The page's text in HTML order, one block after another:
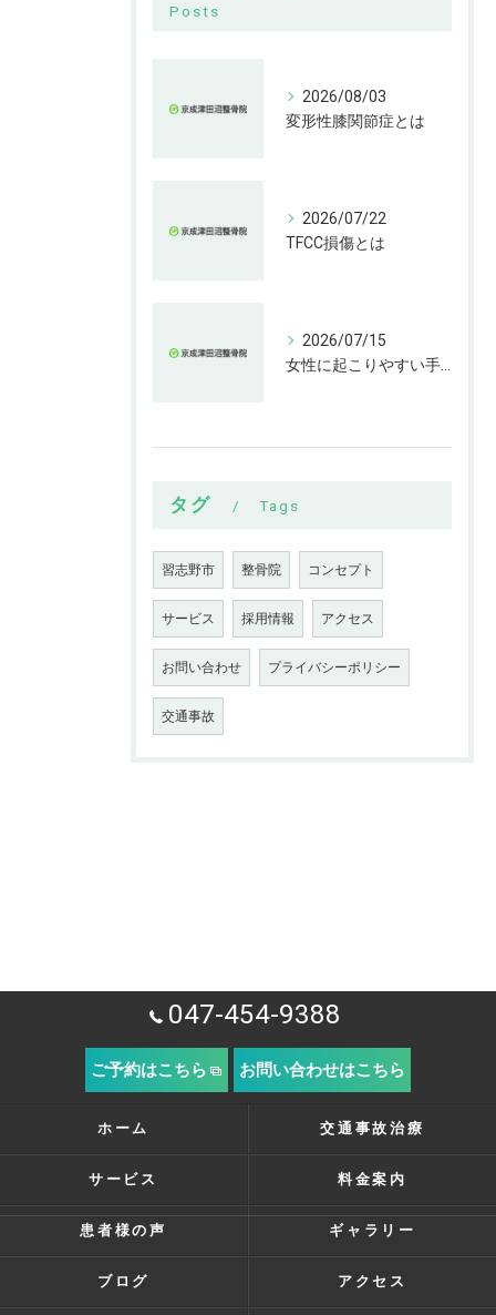
Posts
2026/08/03
変形性膝関節症とは
2026/07/22
TFCC損傷とは
2026/07/15
タグ Tags
習志野市 整骨院 コンセプト
サービス 採用情報 アクセス
お問い合わせ プライバシーポリシー
交通事故
047-454-9388
ご予約はこちら お問い合わせはこちら
ホーム 交通事故治療
サービス 料金案内
患者様の声 ギャラリー
ブログ アクセス